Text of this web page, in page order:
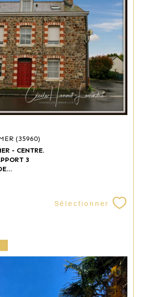
(35960)
- CENTRE.
3
Sélectionner